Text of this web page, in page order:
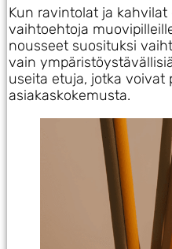
Kun ravintolat ja
vaihtoehtoja
nousseet suosituksi
vain
useita etuja, jotka voivat
asiakaskokemusta.